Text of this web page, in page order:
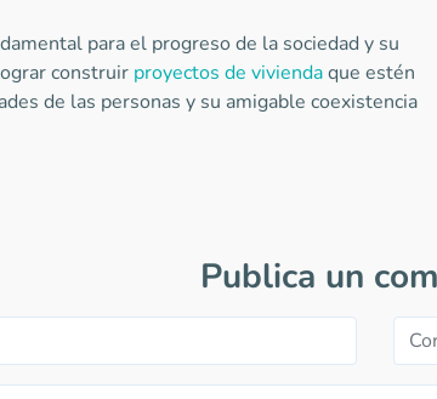
para el progreso de la sociedad y su
construir proyectos de viviendaque estén
de las personas y su amigable coexistencia
Publica un